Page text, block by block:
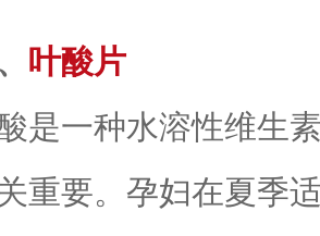
叶酸片
是一种水溶性维生
重要。孕妇在夏季